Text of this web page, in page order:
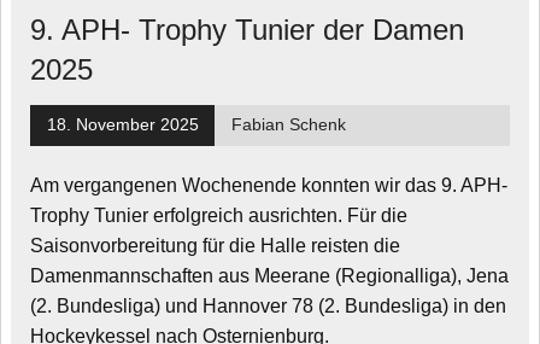
9. APH- Trophy Tunier der Damen
2025
18. November 2025 Fabian Schenk
Am vergangenen Wochenende konnten wir das 9. APH-
Trophy Tunier erfolgreich ausrichten. Für die
Saisonvorbereitung für die Halle reisten die
Damenmannschaften aus Meerane (Regionalliga), Jena
(2. Bundesliga) und Hannover 78 (2. Bundesliga) in den
Hockeykessel nach Osternienburg.